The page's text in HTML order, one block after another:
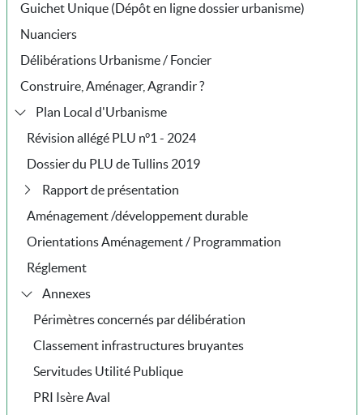
Guichet Unique (Dépôt en ligne dossier urbanisme)
Nuanciers
Délibérations Urbanisme / Foncier
Construire, Aménager, Agrandir ?
Plan Local d'Urbanisme
Révision allégé PLU n°1 - 2024
Dossier du PLU de Tullins 2019
Rapport de présentation
Aménagement /développement durable
Orientations Aménagement / Programmation
Réglement
Annexes
Périmètres concernés par délibération
Classement infrastructures bruyantes
Servitudes Utilité Publique
PRI Isère Aval